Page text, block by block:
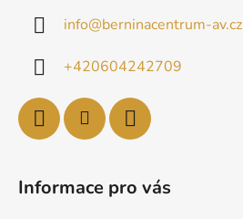
info@berninacentrum-av.cz
+420604242709
Informace pro vás